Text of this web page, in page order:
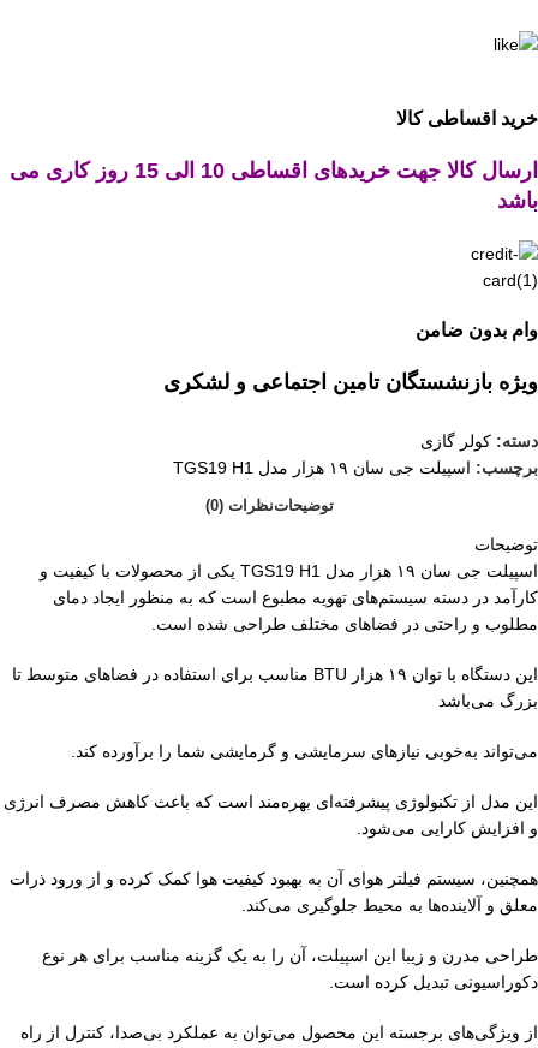
خرید اقساطی کالا
ارسال کالا جهت خریدهای اقساطی 10 الی 15 روز کاری می
باشد
وام بدون ضامن
ویژه بازنشستگان تامین اجتماعی و لشکری
دسته: کولر گازی
برچسب: اسپیلت جی سان ۱۹ هزار مدل TGS19 H1
توضیحاتنظرات (0)
توضیحات
اسپیلت جی سان ۱۹ هزار مدل TGS19 H1 یکی از محصولات با کیفیت و
کارآمد در دسته سیستم‌های تهویه مطبوع است که به منظور ایجاد دمای
مطلوب و راحتی در فضاهای مختلف طراحی شده است.
این دستگاه با توان ۱۹ هزار BTU مناسب برای استفاده در فضاهای متوسط تا
بزرگ می‌باشد
می‌تواند به‌خوبی نیازهای سرمایشی و گرمایشی شما را برآورده کند.
این مدل از تکنولوژی پیشرفته‌ای بهره‌مند است که باعث کاهش مصرف انرژی
و افزایش کارایی می‌شود.
همچنین، سیستم فیلتر هوای آن به بهبود کیفیت هوا کمک کرده و از ورود ذرات
معلق و آلاینده‌ها به محیط جلوگیری می‌کند.
طراحی مدرن و زیبا این اسپیلت، آن را به یک گزینه مناسب برای هر نوع
دکوراسیونی تبدیل کرده است.
از ویژگی‌های برجسته این محصول می‌توان به عملکرد بی‌صدا، کنترل از راه